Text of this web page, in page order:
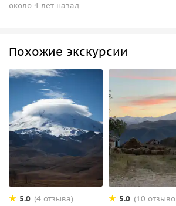
около 4 лет назад
Похожие экскурсии
5.0 (4 отзыва) 5.0 (10